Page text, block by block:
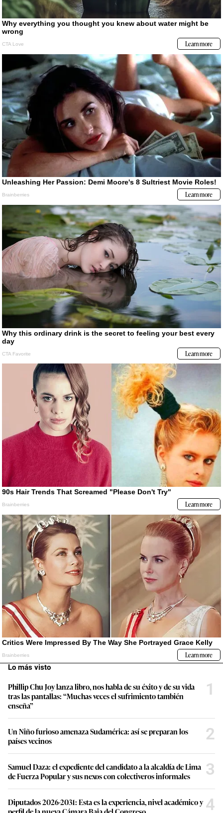
Lo más visto
Phillip Chu Joy lanza libro, nos habla de su éxito y de su vida
tras las pantallas: “Muchas veces el sufrimiento también
enseña”
1
Un Niño furioso amenaza Sudamérica: así se preparan los
países vecinos
2
Samuel Daza: el expediente del candidato a la alcaldía de Lima
de Fuerza Popular y sus nexos con colectiveros informales
3
Diputados 2026-2031: Esta es la experiencia, nivel académico y 4